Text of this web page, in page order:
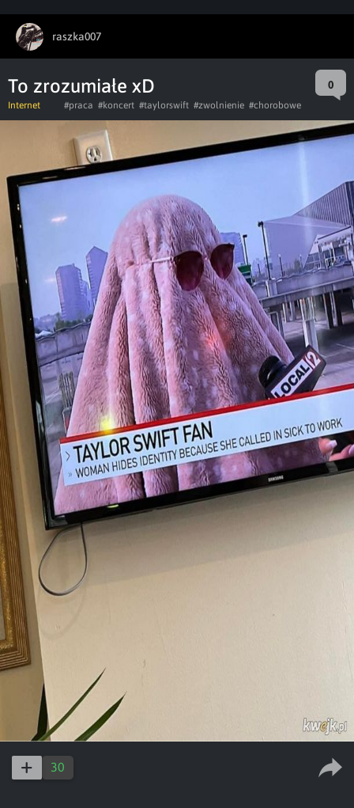
raszka007
To zrozumiałe xD 0
Internet #praca #koncert #taylorswift #zwolnienie #chorobowe
30